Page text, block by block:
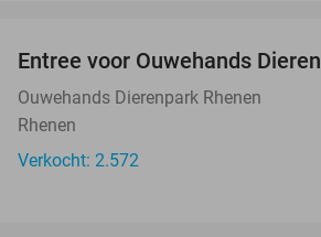
Entree voor Ouwehands
Ouwehands Dierenpark Rhenen
Rhenen
Verkocht: 2.572